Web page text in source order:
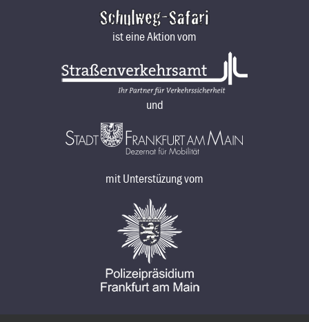
ist eine Aktion vom
und
mit Unterstüzung vom